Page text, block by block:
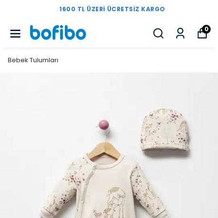
1600 TL ÜZERI ÜCRETSIZ KARGO
0
Bebek Tulumları